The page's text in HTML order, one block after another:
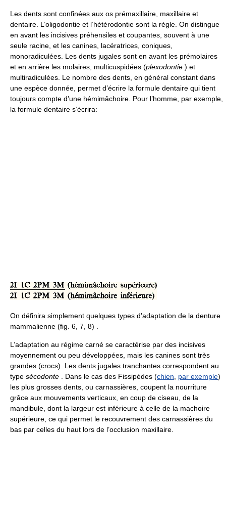
Les dents sont confinées aux os prémaxillaire, maxillaire et
dentaire. L’oligodontie et l’hétérodontie sont la règle. On distingue
en avant les incisives préhensiles et coupantes, souvent à une
seule racine, et les canines, lacératrices, coniques,
monoradiculées. Les dents jugales sont en avant les prémolaires
et en arrière les molaires, multicuspidées (plexodontie ) et
multiradiculées. Le nombre des dents, en général constant dans
une espèce donnée, permet d’écrire la formule dentaire qui tient
toujours compte d’une hémimâchoire. Pour l’homme, par exemple,
la formule dentaire s’écrira:
On définira simplement quelques types d’adaptation de la denture
mammalienne (fig. 6, 7, 8) .
L’adaptation au régime carné se caractérise par des incisives
moyennement ou peu développées, mais les canines sont très
grandes (crocs). Les dents jugales tranchantes correspondent au
type sécodonte . Dans le cas des Fissipèdes (chien par exemple)
les plus grosses dents, ou carnassières, coupent la nourriture
grâce aux mouvements verticaux, en coup de ciseau, de la
mandibule, dont la largeur est inférieure à celle de la machoire
supérieure, ce qui permet le recouvrement des carnassières du
bas par celles du haut lors de l’occlusion maxillaire.